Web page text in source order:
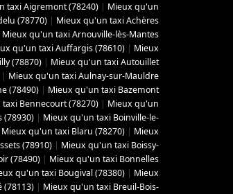
taxi Aigremont (78240) | Mieux qu'un
(78770) | Mieux qu'un taxi Achères
Mieux qu'un taxi Arnouville-lès-Mantes
qu'un taxi Auffargis (78610) | Mieux
(78870) | Mieux qu'un taxi Autouillet
| Mieux qu'un taxi Aulnay-sur-Mauldre
(78490) | Mieux qu'un taxi Bazemont
Bennecourt (78270) | Mieux qu'un
(78930) | Mieux qu'un taxi Boinville-le-
Mieux qu'un taxi Blaru (78270) | Mieux
(78910) | Mieux qu'un taxi Boissy-
(78490) | Mieux qu'un taxi Bonnelles
qu'un taxi Bougival (78380) | Mieux
(78113) | Mieux qu'un taxi Breuil-Bois-